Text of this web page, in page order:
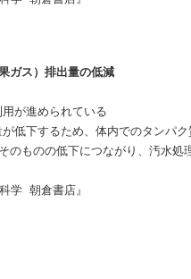
ガス）排出量の低減
が進められている
低下するため、体内でのタンパ
のものの低下につながり、汚水処